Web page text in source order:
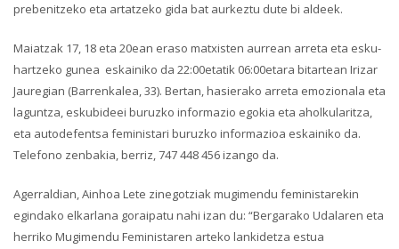
prebenitzeko eta artatzeko gida bat aurkeztu dute bi aldeek.
Maiatzak 17, 18 eta 20ean eraso matxisten aurrean arreta eta esku-
hartzeko gunea eskainiko da 22:00etatik 06:00etara bitartean Irizar
Jauregian (Barrenkalea, 33). Bertan, hasierako arreta emozionala eta
laguntza, eskubideei buruzko informazio egokia eta aholkularitza,
eta autodefentsa feministari buruzko informazioa eskainiko da.
Telefono zenbakia, berriz, 747 448 456 izango da.
Agerraldian, Ainhoa Lete zinegotziak mugimendu feministarekin
egindako elkarlana goraipatu nahi izan du: “Bergarako Udalaren eta
herriko Mugimendu Feministaren arteko lankidetza estua